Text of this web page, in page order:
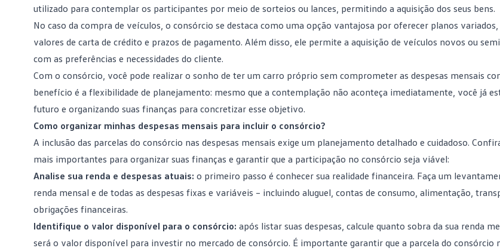
utilizado para contemplar os participantes por meio de sorteios ou lances, permitindo a aquisição dos seus bens.
No caso da compra de veículos, o consórcio se destaca como uma opção vantajosa por oferecer planos
valores de carta de crédito e prazos de pagamento. Além disso, ele permite a aquisição de veículos novos ou
com as preferências e necessidades do cliente.
Com o consórcio, você pode realizar o sonho de ter um carro próprio sem comprometer as despesas mensais
benefício é a flexibilidade de planejamento: mesmo que a contemplação não aconteça imediatamente, você já
futuro e organizando suas finanças para concretizar esse objetivo.
Como organizar minhas despesas mensais para incluir o consórcio?
A inclusão das parcelas do consórcio nas despesas mensais exige um planejamento detalhado e cuidadoso.
mais importantes para organizar suas finanças e garantir que a participação no consórcio seja viável:
Analise sua renda e despesas atuais: o primeiro passo é conhecer sua realidade financeira. Faça um
renda mensal e de todas as despesas fixas e variáveis – incluindo aluguel, contas de consumo, alimentação,
obrigações financeiras.
Identifique o valor disponível para o consórcio: após listar suas despesas, calcule quanto sobra da sua renda
será o valor disponível para investir no mercado de consórcio. É importante garantir que a parcela do consórcio